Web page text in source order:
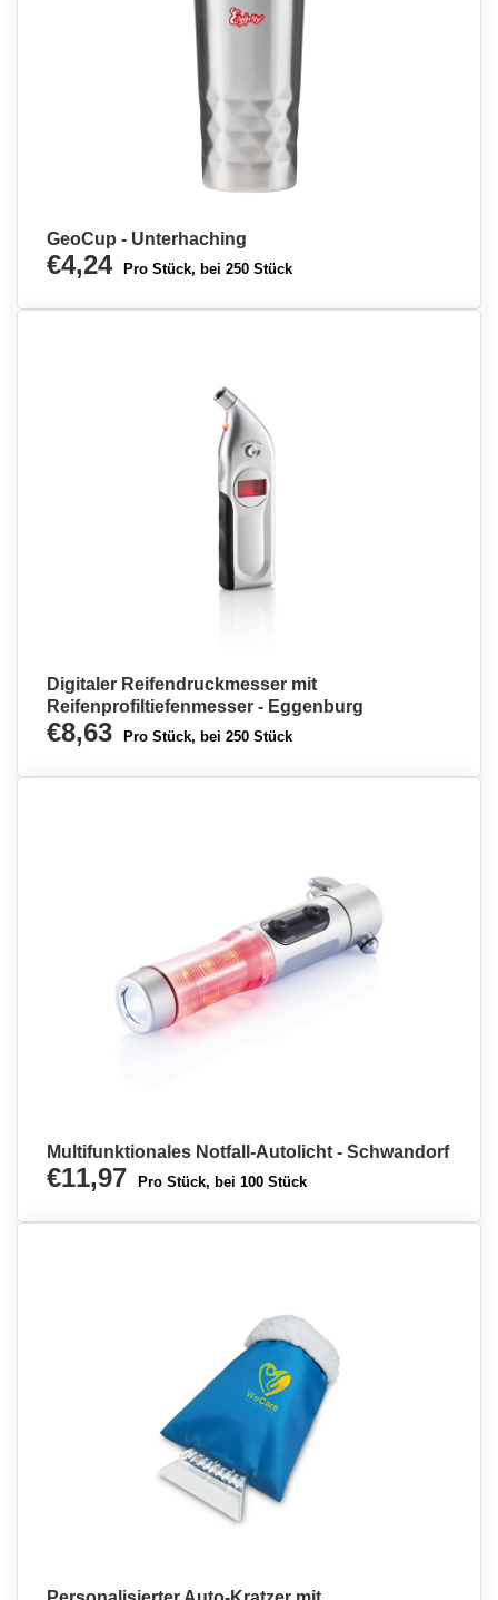
GeoCup - Unterhaching
€4,24 Pro Stück, bei 250 Stück
Digitaler Reifendruckmesser mit
Reifenprofiltiefenmesser - Eggenburg
€8,63 Pro Stück, bei 250 Stück
Multifunktionales Notfall-Autolicht - Schwandorf
€11,97 Pro Stück, bei 100 Stück